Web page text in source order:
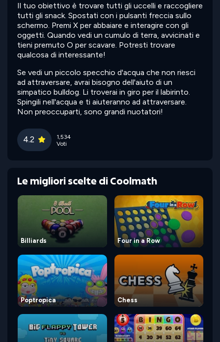
Il tuo obiettivo è trovare tutti gli uccelli e raccogliere
tutti gli snack. Spostati con i pulsanti freccia sullo
schermo. Premi X per abbaiare e interagire con gli
oggetti. Quando vedi un cumulo di terra, avvicinati e
tieni premuto O per scavare. Potresti trovare
qualcosa di interessante!
Se vedi un piccolo specchio d'acqua che non riesci
ad attraversare, avrai bisogno dell'aiuto di un
simpatico bulldog. Li troverai in giro per il labirinto.
Spingili nell'acqua e ti aiuteranno ad attraversare.
Non preoccuparti, sono grandi nuotatori!
4.2
1,534
Voti
Le migliori scelte di Coolmath
Billiards Four in a Row
Poptropica Chess